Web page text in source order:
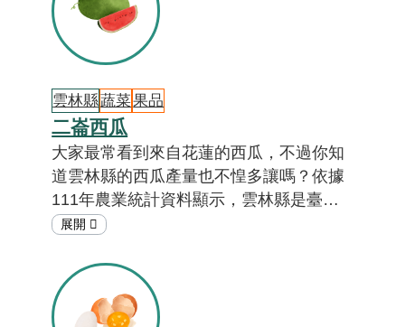
雲林縣蔬菜果品
二崙西瓜
大家最常看到來自花蓮的西瓜，不過你知
道雲林縣的西瓜產量也不惶多讓嗎？依據
111年農業統計資料顯示，雲林縣是臺灣
西瓜產量第三大的縣市，佔總產量的
與崙背鄉，尤其在每年的五月都會盛大舉
行二崙西瓜節，吸引許多民眾挑選購買。
想知道二崙鄉的西瓜為什麼這麼多嗎？一